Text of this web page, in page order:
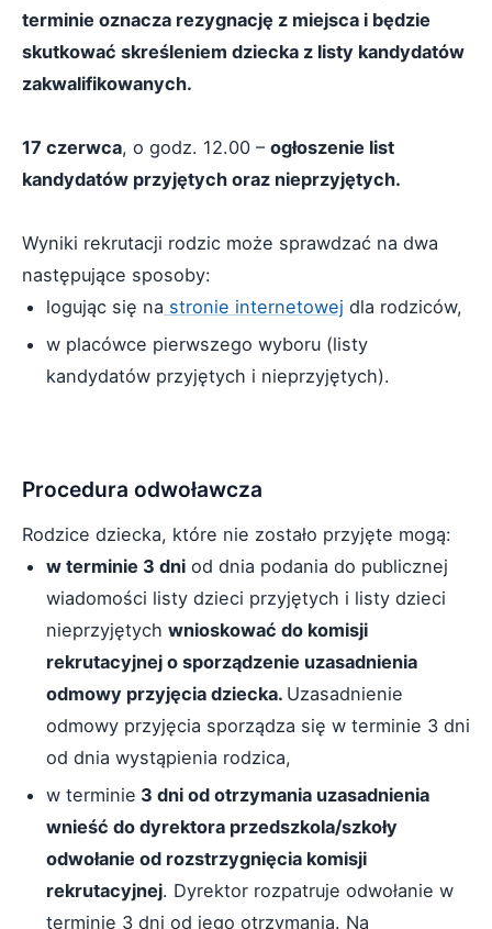
terminie oznacza rezygnację z miejsca i będzie
skutkować skreśleniem dziecka z listy kandydatów
zakwalifikowanych.
17 czerwca, o godz. 12.00 – ogłoszenie list
kandydatów przyjętych oraz nieprzyjętych.
Wyniki rekrutacji rodzic może sprawdzać na dwa
następujące sposoby:
logując się na stronie internetowej dla rodziców,
w placówce pierwszego wyboru (listy
kandydatów przyjętych i nieprzyjętych).
Procedura odwoławcza
Rodzice dziecka, które nie zostało przyjęte mogą:
w terminie 3 dni od dnia podania do publicznej
wiadomości listy dzieci przyjętych i listy dzieci
nieprzyjętych wnioskować do komisji
rekrutacyjnej o sporządzenie uzasadnienia
odmowy przyjęcia dziecka. Uzasadnienie
odmowy przyjęcia sporządza się w terminie 3 dni
od dnia wystąpienia rodzica,
w terminie 3 dni od otrzymania uzasadnienia
wnieść do dyrektora przedszkola/szkoły
odwołanie od rozstrzygnięcia komisji
rekrutacyjnej. Dyrektor rozpatruje odwołanie w
terminie 3 dni od jego otrzymania. Na